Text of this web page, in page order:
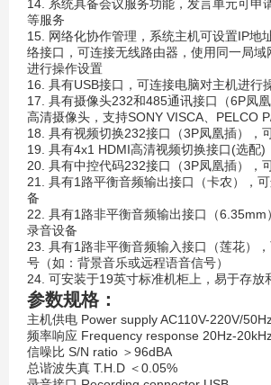
14. 系统具备会议服务功能，发言单元可申
等服务
15. 网络化协作管理，系统主机可设置IP地
络接口，可连接无线路由器，使用同一局域
进行操作设置
16. 具有USB接口，可连接电脑对主机进行
17. 具有摄像头232和485通讯接口（6P凤
高清摄像头，支持SONY VISCA、PELCO
18. 具有视频切换232接口（3P凤凰插），
19. 具有4x1 HDMI高清视频切换接口(选配)
20. 具有中控代码232接口（3P凤凰插），
21. 具有1路平衡音频输出接口（卡农），
备
22. 具有1路非平衡音频输出接口（6.35mm
录音设备
23. 具有1路非平衡音频输入接口（莲花）
号（如：背景音乐或远程语音信号）
24. 可安装于19英寸标准机柜上，易于存放
参数规格：
主机供电 Power supply AC110V-220V/
频率响应 Frequency response 20Hz-
信噪比 S/N ratio ＞96dBA
总谐波失真 T.H.D ＜0.05%